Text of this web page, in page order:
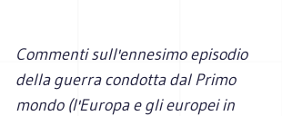
Commenti sull'ennesimo episodio
della guerra condotta dal Primo
mondo (l'Europa e gli europei in